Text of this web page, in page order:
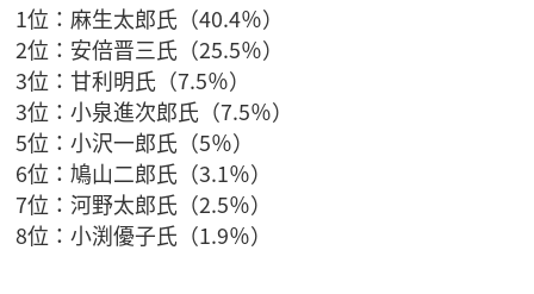
1位：麻生太郎氏（40.4％）
2位：安倍晋三氏（25.5％）
3位：甘利明氏（7.5％）
3位：小泉進次郎氏（7.5％）
5位：小沢一郎氏（5％）
6位：鳩山二郎氏（3.1％）
7位：河野太郎氏（2.5％）
8位：小渕優子氏（1.9％）